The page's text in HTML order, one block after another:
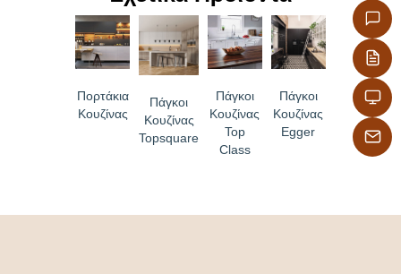
κατάλληλη για τρόφιμα
– Υψηλή λειτουργικότητα λόγω ισχυρής μηχανικής
αντοχής
– Εξαιρετικές υφές και αφή επιφάνειας
Πορτάκια
Κουζίνας
Πάγκοι
Κουζίνας
Topsquare
Πάγκοι
Κουζίνας
Top
Class
Πάγκοι
Κουζίνας
Egger